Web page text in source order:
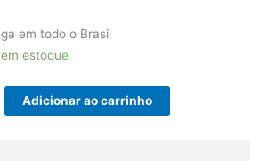
em todo o Brasil
estoque
Adicionar ao carrinho